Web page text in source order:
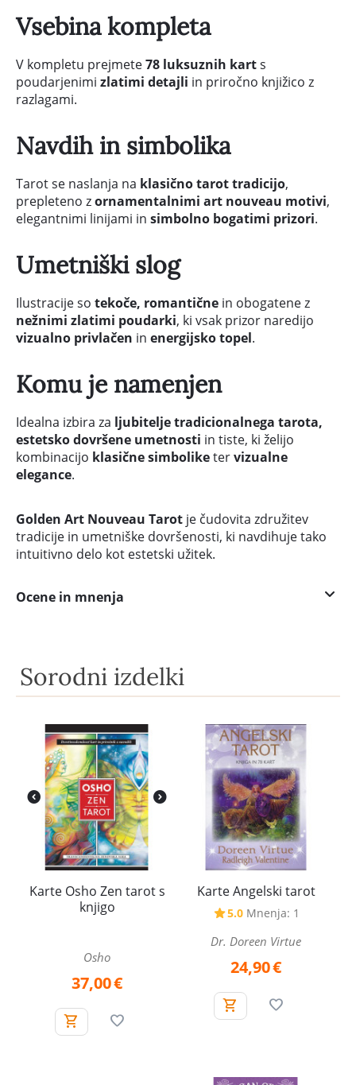
Vsebina kompleta
V kompletu prejmete78 luksuznih karts
poudarjenimi zlatimi detajli in priročno knjižico z
razlagami.
Navdih in simbolika
Tarot se naslanja na klasično tarot tradicijo,
prepleteno zornamentalnimi art nouveau motivi,
elegantnimi linijami in simbolno bogatimi prizori.
Umetniški slog
Ilustracije so tekoče, romantične in obogatene z
nežnimi zlatimi poudarki, ki vsak prizor naredijo
vizualno privlačen in energijsko topel.
Komu je namenjen
Idealna izbira za ljubitelje tradicionalnega tarota,
estetsko dovršene umetnosti in tiste, ki želijo
kombinacijo klasične simboliketervizualne
elegance.
Golden Art Nouveau Tarot je čudovita združitev
tradicije in umetniške dovršenosti, ki navdihuje tako
intuitivno delo kot estetski užitek.
Ocene in mnenja
Sorodni izdelki
Karte Osho Zen tarot s
knjigo
Osho
37,00€
Karte Angelski tarot
5.0 Mnenja: 1
Dr. Doreen Virtue
24,90€